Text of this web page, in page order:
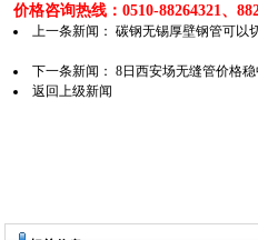
价格咨询热线：0510-88264321、
上一条新闻： 碳钢无锡厚壁钢管可以
下一条新闻： 8日西安场无缝管价格
返回上级新闻